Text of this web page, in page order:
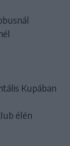
Kupában
élén